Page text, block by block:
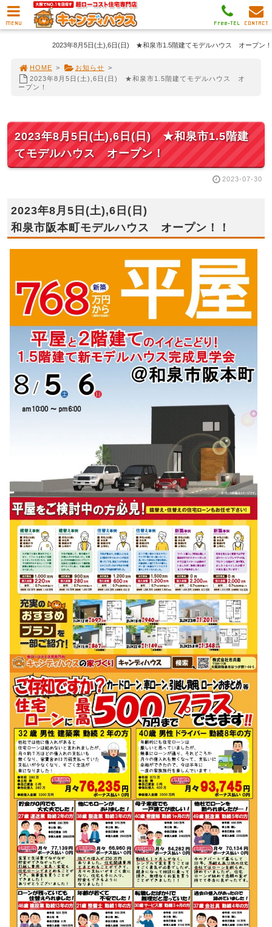
2023年8月5日(土),6日(日) ★和泉市1.5階建てモデルハウス オープン！
HOME > お知らせ >
2023年8月5日(土),6日(日) ★和泉市1.5階建てモデルハウス オ
ープン！
2023年8月5日(土),6日(日) ★和泉市1.5階建
てモデルハウス オープン！
2023-07-30
2023年8月5日(土),6日(日)
和泉市阪本町モデルハウス オープン！！
MENU CONTACT
Free-TEL